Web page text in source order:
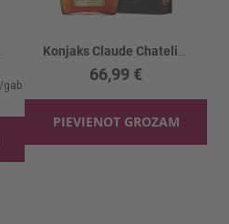
66,99 €
PIEVIENOT GROZAM